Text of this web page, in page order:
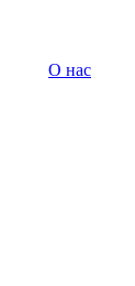
О нас